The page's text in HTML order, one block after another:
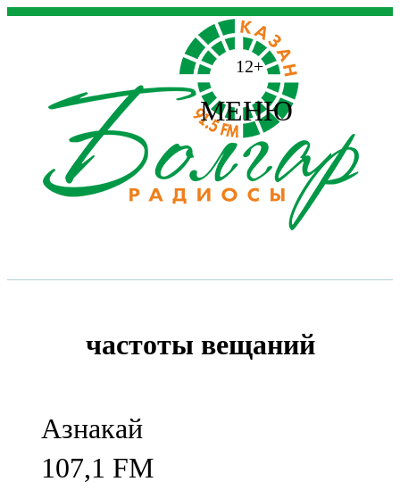
12+
МЕНЮ
частоты вещаний
Азнакай
107,1 FM